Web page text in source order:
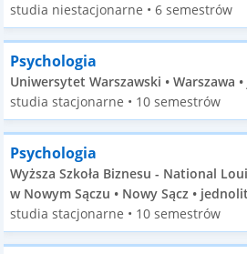
studia niestacjonarne • 6 semestrów
Psychologia
Uniwersytet Warszawski • Warszawa
studia stacjonarne • 10 semestrów
Psychologia
Wyższa Szkoła Biznesu - National
w Nowym Sączu • Nowy Sącz •
studia stacjonarne • 10 semestrów